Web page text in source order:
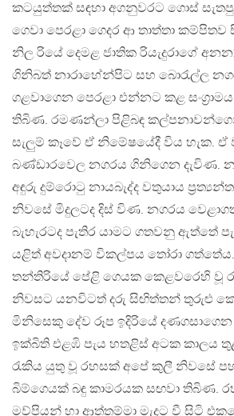
කටයුත්තක් සඳහා අගනුවරට ගොස්
ගෙවා පෙරළා ගෙදර ආ තාත්තා
නිල රියේ දෙමළ ජාතික රියැදුරාගේ
ගිනිබත් නාරාහේන්පිට සහ බොරැල්ල
ගළවාගෙන පෙරළා එන්නට කළ
තිබිණ. රමණන්ලා පිළිබඳ
සැලුම් කෑවේ ඒ නිමේෂයේදී විය හැක.
බණ්ඩාරවෙල නගරය ගිනිගෙන දැවිණ.
අඳුරු දුම්රොටු නායබැද්ද වතුයාය
නිවසේ මිදුලටද දිස් විණ. නගරය
බැහැරටද පැතිර යාමට ගතවනු ඇත්තේ
යළිත් අවදානම් විකල්පය තෝරා
තන්තිරියේ පේළි ගෙයක කෙළවරෙහි වූ
නිවසට යනවිටත් දරු සිඟිත්තන් තුරුළු
මිනිසෙකු දේව රූප ඉදිරියේ
ඉක්බිති එළඹි පැය හතළිස් අටක කාලය
රැකිය යුතු වූ රහසක් අපේ කුලී නිවසේ
බිම්ගෙයක් බඳු කාමරයක සඟවා තිබිණ.
මව්පියන් හා ආත්තම්මා මැදට වී සිටි